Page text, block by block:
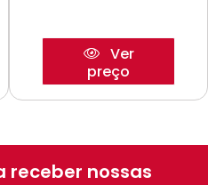
Ver
preço
nossas